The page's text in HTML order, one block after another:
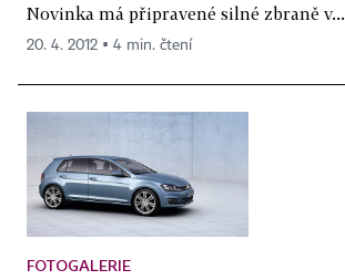
Novinka má připravené silné zbraně v...
20. 4. 2012 ▪ 4 min. čtení
FOTOGALERIE